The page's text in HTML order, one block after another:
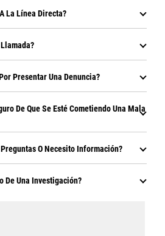
La Línea Directa?
Presentar Una Denuncia?
De Que Se Esté Cometiendo Una Mala
O Necesito Información?
De Una Investigación?